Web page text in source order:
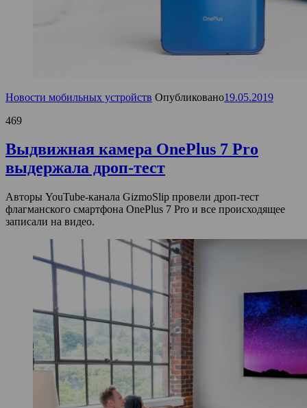
Новости мобильных устройств Опубликовано19.05.2019
469
Выдвижная камера OnePlus 7 Pro
выдержала дроп-тест
Авторы YouTube-канала GizmoSlip провели дроп-тест
флагманского смартфона OnePlus 7 Pro и все происходящее
записали на видео.